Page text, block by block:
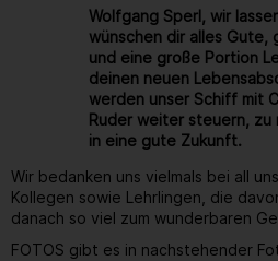
Wolfgang Sperl, wir
wünschen dir alles Gute,
und eine große Portion
deinen neuen
werden unser Schiff mit
Ruder weiter steuern, zu
in eine gute Zukunft.
Wir bedanken uns vielmals bei all
Kollegen sowie Lehrlingen, die
danach so viel zum wunderbaren
FOTOS gibt es in nachstehender